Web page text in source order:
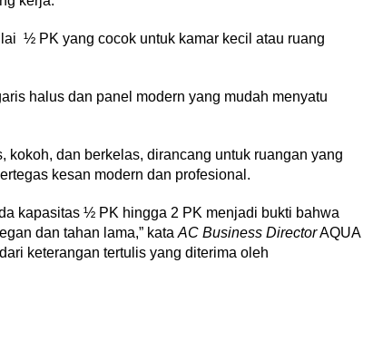
½ PK yang cocok untuk kamar kecil atau ruang
halus dan panel modern yang mudah menyatu
kokoh, dan berkelas, dirancang untuk ruangan yang
kesan modern dan profesional.
kapasitas ½ PK hingga 2 PK menjadi bukti bahwa
dan tahan lama,” kata AC Business DirectorAQUA
keterangan tertulis yang diterima oleh